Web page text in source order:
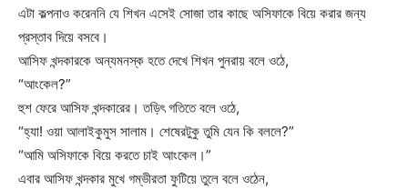
এটা কল্পনাও করেননি যে শিখন এসেই সোজা তার কাছে অসিফাকে বিয়ে করার জন্য
প্রস্তাব দিয়ে বসবে।
আসিফ খন্দকারকে অন্যমনস্ক হতে দেখে শিখন পুনরায় বলে ওঠে,
“আংকেল?”
হুশ ফেরে আসিফ খন্দকারের। তড়িৎ গতিতে বলে ওঠে,
“হ্যা! ওয়া আলাইকুমুস সালাম। শেষেরটুকু তুমি যেন কি বললে?”
“আমি অসিফাকে বিয়ে করতে চাই আংকেল।”
এবার আসিফ খন্দকার মুখে গম্ভীরতা ফুটিয়ে তুলে বলে ওঠেন,